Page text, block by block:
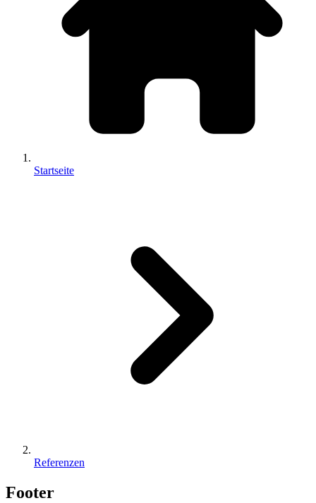
Startseite
Referenzen
Footer